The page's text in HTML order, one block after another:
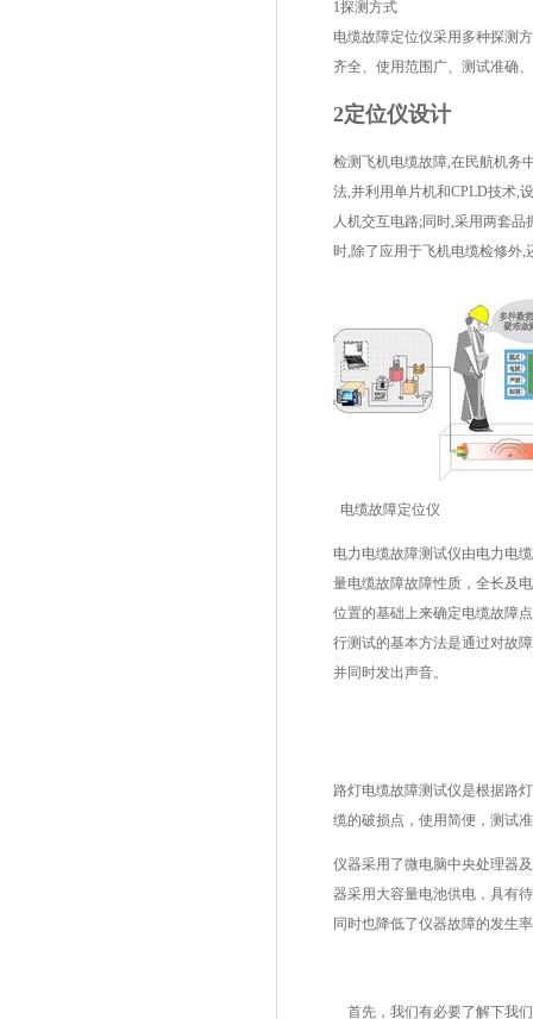
1探测方式
电缆故障定位仪采用多种探测
齐全、使用范围广、测试准确
2定位仪设计
检测飞机电缆故障,在民航机务
法,并利用单片机和CPLD技术,
人机交互电路;同时,采用两套
时,除了应用于飞机电缆检修外
电缆故障定位仪
电力电缆故障测试仪由电力电
量电缆故障故障性质，全长及
位置的基础上来确定电缆故障
行测试的基本方法是通过对故
并同时发出声音。
路灯电缆故障测试仪是根据路
缆的破损点，使用简便，测试
仪器采用了微电脑中央处理器
器采用大容量电池供电，具有
同时也降低了仪器故障的发生
首先，我们有必要了解下我